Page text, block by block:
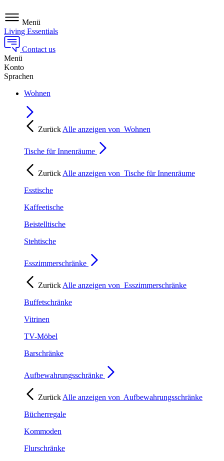
Menü
Living Essentials
Contact us
Menü
Konto
Sprachen
Wohnen
Zurück Alle anzeigen von Wohnen
Tische für Innenräume
Zurück Alle anzeigen von Tische für Innenräume
Esstische
Kaffeetische
Beistelltische
Stehtische
Esszimmerschränke
Zurück Alle anzeigen von Esszimmerschränke
Buffetschränke
Vitrinen
TV-Möbel
Barschränke
Aufbewahrungsschränke
Zurück Alle anzeigen von Aufbewahrungsschränke
Bücherregale
Kommoden
Flurschränke